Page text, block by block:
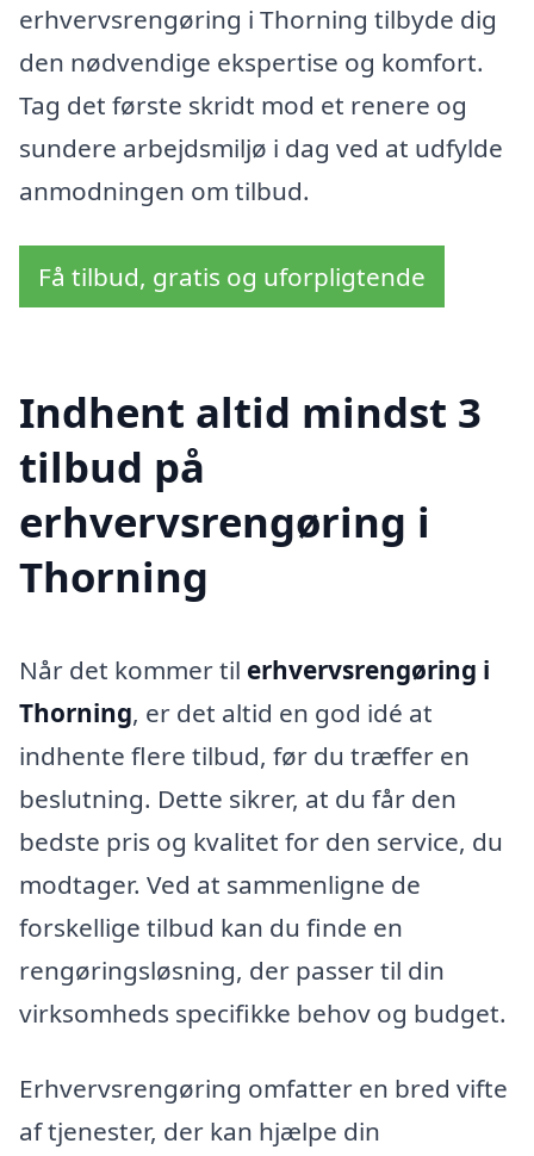
erhvervsrengøring i Thorning tilbyde dig
den nødvendige ekspertise og komfort.
Tag det første skridt mod et renere og
sundere arbejdsmiljø i dag ved at udfylde
anmodningen om tilbud.
Få tilbud, gratis og uforpligtende
Indhent altid mindst 3
tilbud på
erhvervsrengøring i
Thorning
Når det kommer til erhvervsrengøring i
Thorning, er det altid en god idé at
indhente flere tilbud, før du træffer en
beslutning. Dette sikrer, at du får den
bedste pris og kvalitet for den service, du
modtager. Ved at sammenligne de
forskellige tilbud kan du finde en
rengøringsløsning, der passer til din
virksomheds specifikke behov og budget.
Erhvervsrengøring omfatter en bred vifte
af tjenester, der kan hjælpe din